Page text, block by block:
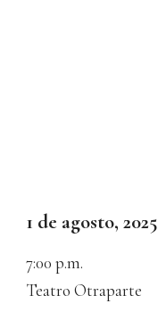
1 de agosto, 2025
7:00 p.m.
Teatro Otraparte